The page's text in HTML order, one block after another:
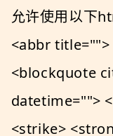
允许使用以下
<abbr
<blockquote
datetime="">
<strike>